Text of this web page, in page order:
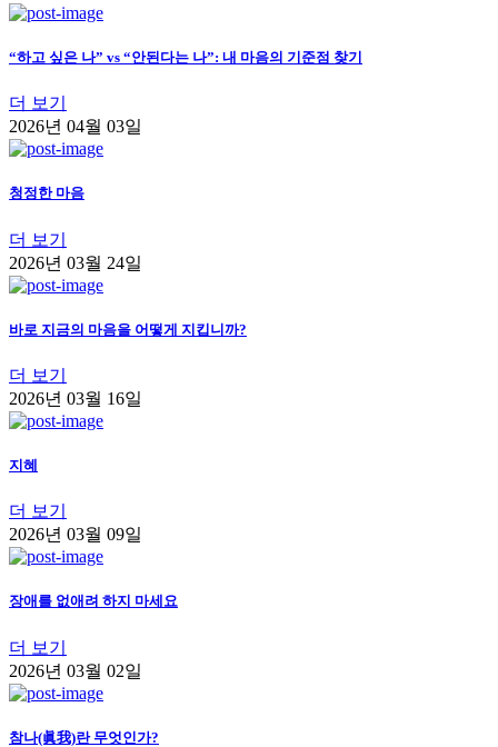
“하고 싶은 나” vs “안된다는 나”: 내 마음의 기준점 찾기
더 보기
2026년 04월 03일
청정한 마음
더 보기
2026년 03월 24일
바로 지금의 마음을 어떻게 지킵니까?
더 보기
2026년 03월 16일
지혜
더 보기
2026년 03월 09일
장애를 없애려 하지 마세요
더 보기
2026년 03월 02일
참나(眞我)란 무엇인가?